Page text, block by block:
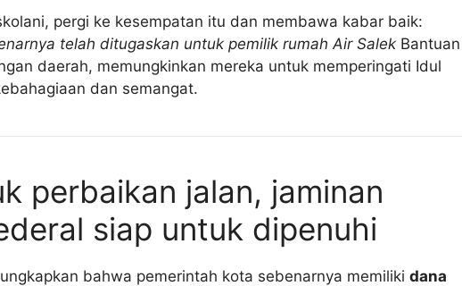
pergi ke kesempatan itu dan membawa kabar baik:
telah ditugaskan untuk pemilik rumah Air Salek Bantuan
daerah, memungkinkan mereka untuk memperingati Idul
dan semangat.
perbaikan jalan, jaminan
siap untuk dipenuhi
bahwa pemerintah kota sebenarnya memiliki dana